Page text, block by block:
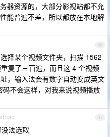
器资源的，大部分影视站都不允
能普遍不差，所以都放在本地解
46
择某个视频文件夹，扫描 1562
复了三百遍，而且这 4 个视频
，输入法会有数字自动变成英文
不会这样，对我来说视频播放
47
法选取